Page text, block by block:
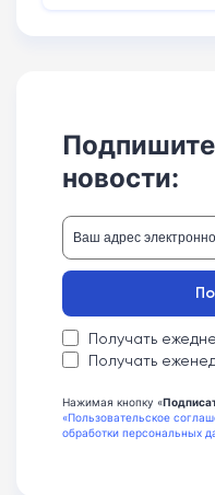
новости:
Получать
Получать
Нажимая кнопку «
«Пользовательское
обработки персональных